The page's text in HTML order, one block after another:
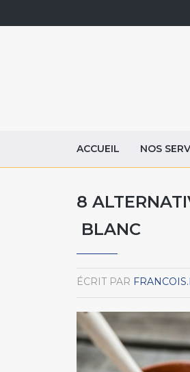
ACCUEIL NOS
8
BLANC
ÉCRIT PAR